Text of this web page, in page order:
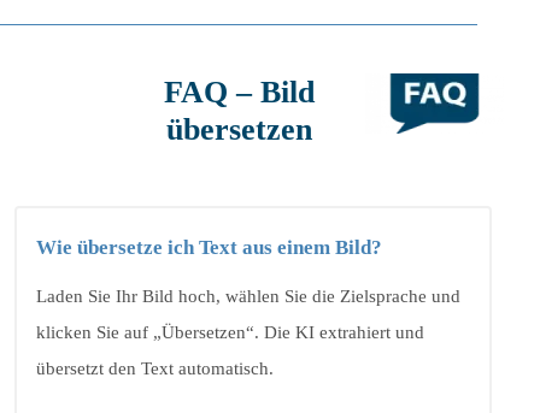
FAQ – Bild
übersetzen
Wie übersetze ich Text aus einem Bild?
Laden Sie Ihr Bild hoch, wählen Sie die Zielsprache und
klicken Sie auf „Übersetzen“. Die KI extrahiert und
übersetzt den Text automatisch.